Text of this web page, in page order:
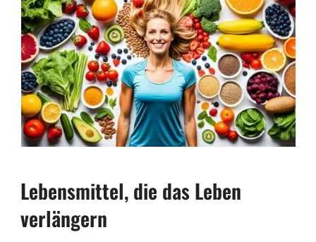
Lebensmittel, die das Leben
verlängern